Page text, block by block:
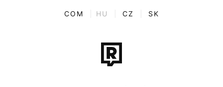
ENTR
Tech-Tudomány
Sport
COM HU CZ SK